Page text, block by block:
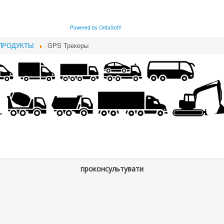
Powered by OrdaSoft!
GPS Трекеры
проконсультувати